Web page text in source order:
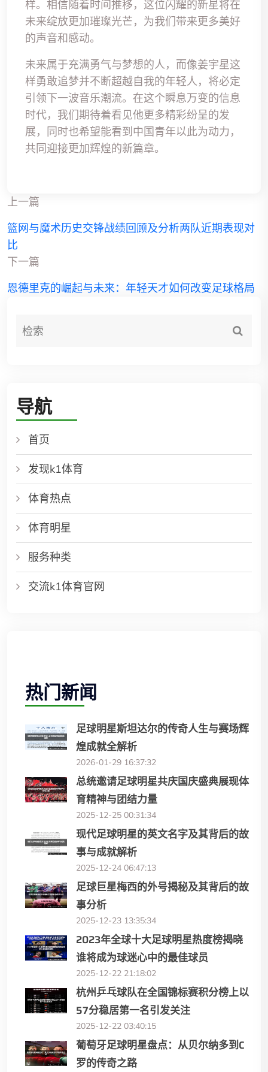
样。相信随着时间推移，这位闪耀的新星将在
未来绽放更加璀璨光芒，为我们带来更多美好
的声音和感动。
未来属于充满勇气与梦想的人，而像姜宇星这
样勇敢追梦并不断超越自我的年轻人，将必定
引领下一波音乐潮流。在这个瞬息万变的信息
时代，我们期待着看见他更多精彩纷呈的发
展，同时也希望能看到中国青年以此为动力，
共同迎接更加辉煌的新篇章。
上一篇
篮网与魔术历史交锋战绩回顾及分析两队近期表现对
比
下一篇
恩德里克的崛起与未来：年轻天才如何改变足球格局
导航
首页
发现k1体育
体育热点
体育明星
服务种类
交流k1体育官网
热门新闻
足球明星斯坦达尔的传奇人生与赛场辉
煌成就全解析
2026-01-29 16:37:32
总统邀请足球明星共庆国庆盛典展现体
育精神与团结力量
2025-12-25 00:31:34
现代足球明星的英文名字及其背后的故
事与成就解析
2025-12-24 06:47:13
足球巨星梅西的外号揭秘及其背后的故
事分析
2025-12-23 13:35:34
2023年全球十大足球明星热度榜揭晓
谁将成为球迷心中的最佳球员
2025-12-22 21:18:02
杭州乒乓球队在全国锦标赛积分榜上以
57分稳居第一名引发关注
2025-12-22 03:40:15
葡萄牙足球明星盘点：从贝尔纳多到C
罗的传奇之路